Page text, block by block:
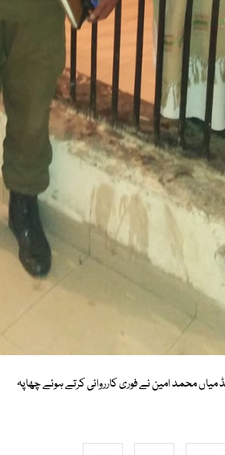
میاں محمد امین نے فوری کارروائی کرتے ہوئے چھاپہ